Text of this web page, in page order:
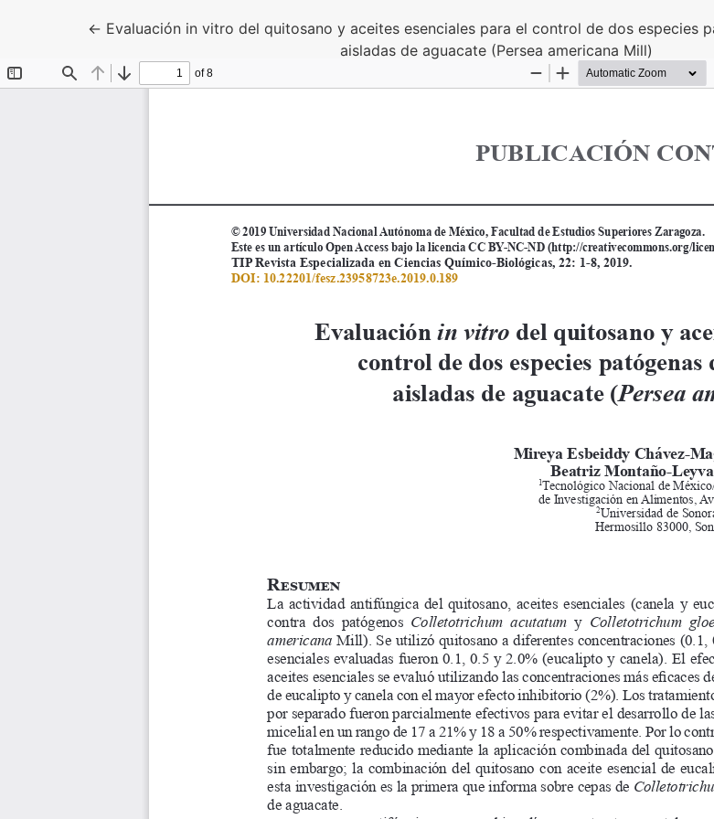
← Volver a los detalles del artículo
Evaluación in vitro del quitosano y aceites esenciales para el control de dos especies
aisladas de aguacate (Persea americana Mill)